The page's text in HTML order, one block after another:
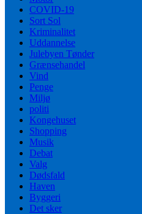
COVID-19
Sort Sol
Kriminalitet
Uddannelse
Julebyen Tønder
Grænsehandel
Vind
Penge
Miljø
politi
Kongehuset
Shopping
Musik
Debat
Valg
Dødsfald
Haven
Byggeri
Det sker